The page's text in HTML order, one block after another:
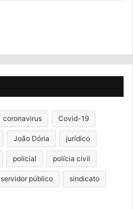
coronavirus Covid-19
João Dória jurídico
policial polícia civil
servidor público sindicato